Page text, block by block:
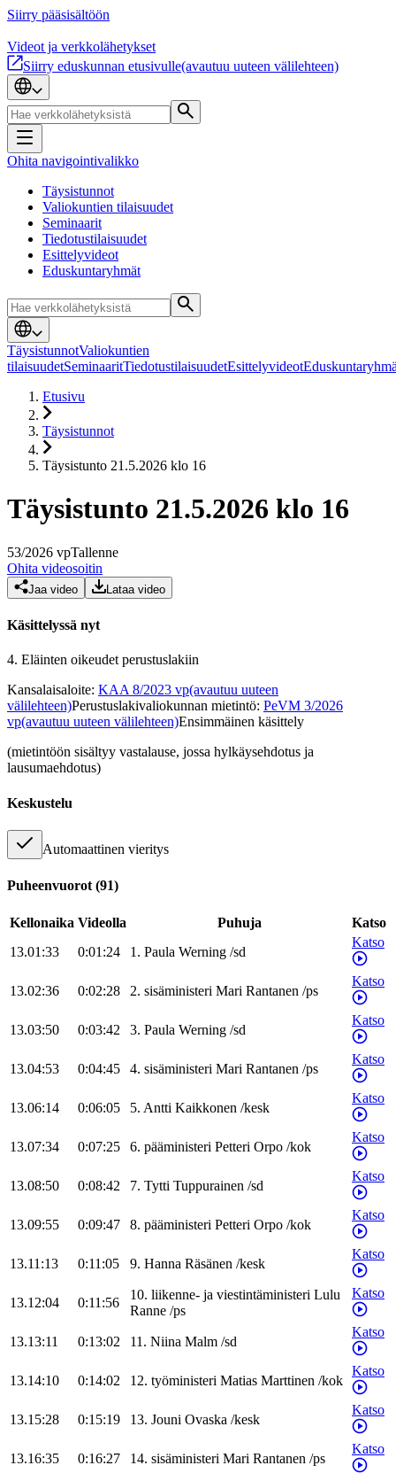
Siirry pääsisältöön
Videot ja verkkolähetykset
Siirry eduskunnan etusivulle(avautuu uuteen välilehteen)
Ohita navigointivalikko
Täysistunnot
Valiokuntien tilaisuudet
Seminaarit
Tiedotustilaisuudet
Esittelyvideot
Eduskuntaryhmät
TäysistunnotValiokuntien
tilaisuudetSeminaaritTiedotustilaisuudetEsittelyvideot
Etusivu
Täysistunnot
Täysistunto 21.5.2026 klo 16
Täysistunto 21.5.2026 klo 16
53/2026 vpTallenne
Ohita videosoitin
Jaa video Lataa video
Käsittelyssä nyt
4. Eläinten oikeudet perustuslakiin
Kansalaisaloite: KAA 8/2023 vp(avautuu uuteen
välilehteen)Perustuslakivaliokunnan mietintö: PeVM 3/2026
vp(avautuu uuteen välilehteen)Ensimmäinen käsittely
(mietintöön sisältyy vastalause, jossa hylkäysehdotus ja
lausumaehdotus)
Keskustelu
Automaattinen vieritys
Puheenvuorot (91)
Kellonaika Videolla Puhuja
Katso
13.01:33
0:01:24 1. Paula Werning /sd
Katso
13.02:36 0:02:28 2. sisäministeri Mari Rantanen /ps
Katso
13.03:50 0:03:42 3. Paula Werning /sd
Katso
13.04:53 0:04:45 4. sisäministeri Mari Rantanen /ps
Katso
13.06:14 0:06:05 5. Antti Kaikkonen /kesk
Katso
13.07:34 0:07:25 6. pääministeri Petteri Orpo /kok
Katso
13.08:50 0:08:42 7. Tytti Tuppurainen /sd
Katso
13.09:55 0:09:47 8. pääministeri Petteri Orpo /kok
Katso
13.11:13 0:11:05 9. Hanna Räsänen /kesk
Katso
13.12:04 0:11:56
10. liikenne- ja viestintäministeri Lulu
Ranne /ps
Katso
13.13:11 0:13:02 11. Niina Malm /sd
Katso
13.14:10 0:14:02 12. työministeri Matias Marttinen /kok
Katso
13.15:28 0:15:19 13. Jouni Ovaska /kesk
Katso
13.16:35 0:16:27 14. sisäministeri Mari Rantanen /ps
Katso